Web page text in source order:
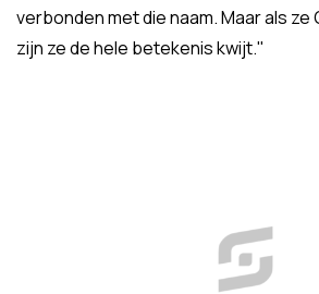
verbonden met die naam. Maar als ze
zijn ze de hele betekenis kwijt."